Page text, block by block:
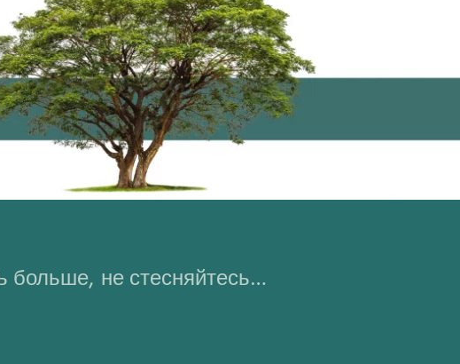
больше, не стесняйтесь…